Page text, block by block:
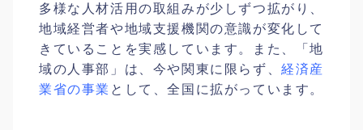
多様な人材活用の取組みが少しずつ拡がり、
地域経営者や地域支援機関の意識が変化して
きていることを実感しています。また、「地
域の人事部」は、今や関東に限らず、経済産
業省の事業 として、全国に拡がっています。